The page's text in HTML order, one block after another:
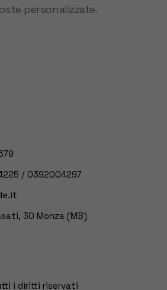
personalizzate.
/ 0392004297
30 Monza (MB)
i diritti riservati